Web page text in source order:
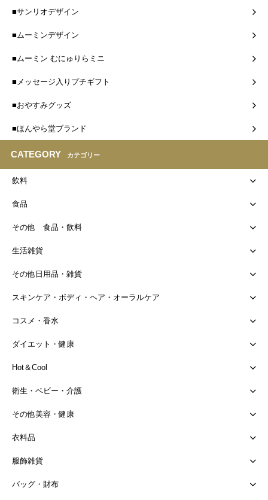
■サンリオデザイン
■ムーミンデザイン
■ムーミン むにゅりらミニ
■メッセージ入りプチギフト
■おやすみグッズ
■ほんやら堂ブランド
CATEGORY カテゴリー
飲料
食品
その他 食品・飲料
生活雑貨
その他日用品・雑貨
スキンケア・ボディ・ヘア・オーラルケア
コスメ・香水
ダイエット・健康
Hot＆Cool
衛生・ベビー・介護
その他美容・健康
衣料品
服飾雑貨
バッグ・財布